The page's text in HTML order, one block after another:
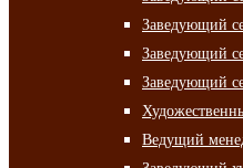
Заведующий
Заведующий
Заведующий
Ведущий